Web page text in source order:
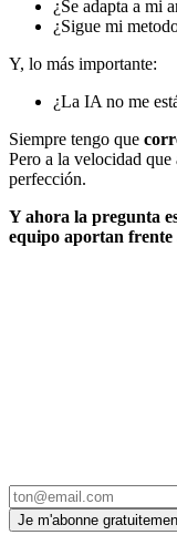
¿Se adapta a mi
¿Sigue mi
Y, lo más importante:
¿La IA no me
Siempre tengo que
Pero a la velocidad que
perfección.
Y ahora la pregunta
equipo aportan
Je m'abonne